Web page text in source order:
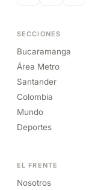
SECCIONES
Bucaramanga
Área Metro
Santander
Colombia
Mundo
Deportes
EL FRENTE
Nosotros